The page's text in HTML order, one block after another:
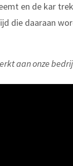
en de kar
die daaraan
aan onze